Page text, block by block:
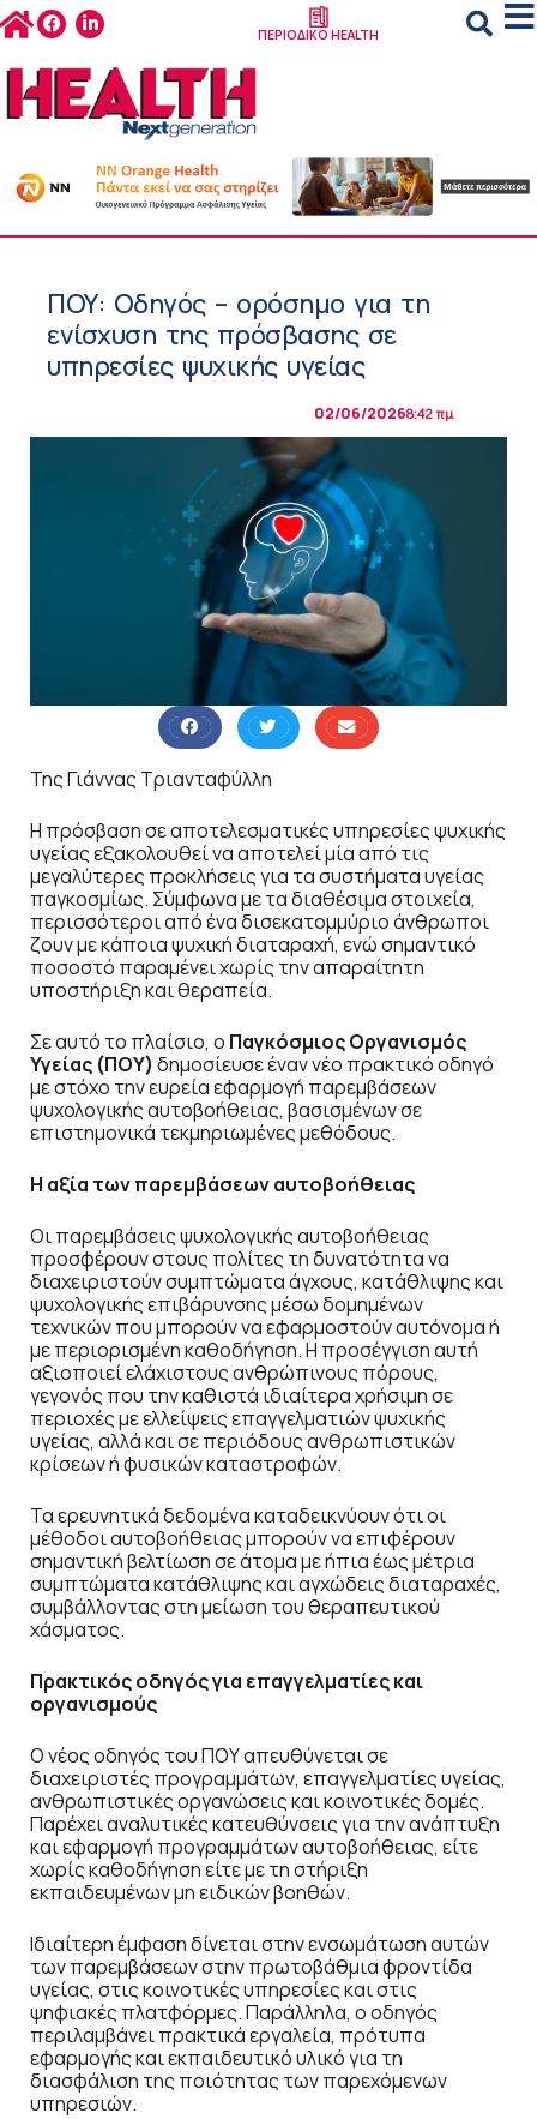
ΠΕΡΙΟΔΙΚΟ HEALTH
ΠΟΥ: Οδηγός – ορόσημο για τη
ενίσχυση της πρόσβασης σε
υπηρεσίες ψυχικής υγείας
02/06/20268:42 πμ
Της Γιάννας Τριανταφύλλη
Η πρόσβαση σε αποτελεσματικές υπηρεσίες ψυχικής
υγείας εξακολουθεί να αποτελεί μία από τις
μεγαλύτερες προκλήσεις για τα συστήματα υγείας
παγκοσμίως. Σύμφωνα με τα διαθέσιμα στοιχεία,
περισσότεροι από ένα δισεκατομμύριο άνθρωποι
ζουν με κάποια ψυχική διαταραχή, ενώ σημαντικό
ποσοστό παραμένει χωρίς την απαραίτητη
υποστήριξη και θεραπεία.
Σε αυτό το πλαίσιο, ο Παγκόσμιος Οργανισμός
Υγείας (ΠΟΥ) δημοσίευσε έναν νέο πρακτικό οδηγό
με στόχο την ευρεία εφαρμογή παρεμβάσεων
ψυχολογικής αυτοβοήθειας, βασισμένων σε
επιστημονικά τεκμηριωμένες μεθόδους.
Η αξία των παρεμβάσεων αυτοβοήθειας
Οι παρεμβάσεις ψυχολογικής αυτοβοήθειας
προσφέρουν στους πολίτες τη δυνατότητα να
διαχειριστούν συμπτώματα άγχους, κατάθλιψης και
ψυχολογικής επιβάρυνσης μέσω δομημένων
τεχνικών που μπορούν να εφαρμοστούν αυτόνομα ή
με περιορισμένη καθοδήγηση. Η προσέγγιση αυτή
αξιοποιεί ελάχιστους ανθρώπινους πόρους,
γεγονός που την καθιστά ιδιαίτερα χρήσιμη σε
περιοχές με ελλείψεις επαγγελματιών ψυχικής
υγείας, αλλά και σε περιόδους ανθρωπιστικών
κρίσεων ή φυσικών καταστροφών.
Τα ερευνητικά δεδομένα καταδεικνύουν ότι οι
μέθοδοι αυτοβοήθειας μπορούν να επιφέρουν
σημαντική βελτίωση σε άτομα με ήπια έως μέτρια
συμπτώματα κατάθλιψης και αγχώδεις διαταραχές,
συμβάλλοντας στη μείωση του θεραπευτικού
χάσματος.
Πρακτικός οδηγός για επαγγελματίες και
οργανισμούς
Ο νέος οδηγός του ΠΟΥ απευθύνεται σε
διαχειριστές προγραμμάτων, επαγγελματίες υγείας,
ανθρωπιστικές οργανώσεις και κοινοτικές δομές.
Παρέχει αναλυτικές κατευθύνσεις για την ανάπτυξη
και εφαρμογή προγραμμάτων αυτοβοήθειας, είτε
χωρίς καθοδήγηση είτε με τη στήριξη
εκπαιδευμένων μη ειδικών βοηθών.
Ιδιαίτερη έμφαση δίνεται στην ενσωμάτωση αυτών
των παρεμβάσεων στην πρωτοβάθμια φροντίδα
υγείας, στις κοινοτικές υπηρεσίες και στις
ψηφιακές πλατφόρμες. Παράλληλα, ο οδηγός
περιλαμβάνει πρακτικά εργαλεία, πρότυπα
εφαρμογής και εκπαιδευτικό υλικό για τη
διασφάλιση της ποιότητας των παρεχόμενων
υπηρεσιών.